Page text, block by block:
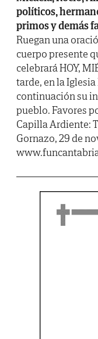
políticos,
primos y demás
Ruegan una
cuerpo presente
celebrará HOY,
tarde, en la
continuación su
pueblo. Favores
Capilla Ardiente:
Gornazo, 29 de